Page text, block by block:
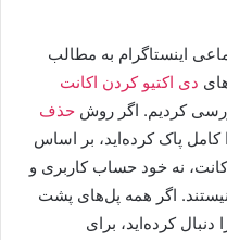
اینستاگرام به مطالب
دی اکتیو کردن اکانت
کردیم. اگر روش حذف
کامل پاک کرده‌اید، بر اساس
نه خود حساب کاربری و
نیستند. اگر همه پل‌های پشت
کرده‌اید، برای